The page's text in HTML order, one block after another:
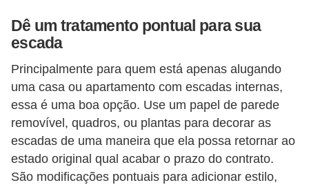
Dê um tratamento pontual para sua
escada
Principalmente para quem está apenas alugando
uma casa ou apartamento com escadas internas,
essa é uma boa opção. Use um papel de parede
removível, quadros, ou plantas para decorar as
escadas de uma maneira que ela possa retornar ao
estado original qual acabar o prazo do contrato.
São modificações pontuais para adicionar estilo,